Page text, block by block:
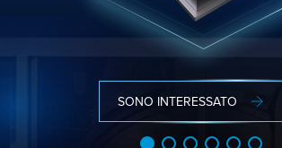
SONO INTERESSATO
ULTERIORI INFORMAZIONI
ULTERIORI INFORMAZIONI
ULTERIORI INFORMAZIONI
ULTERIORI INFORMAZIONI
ULTERIORI INFORMAZIONI